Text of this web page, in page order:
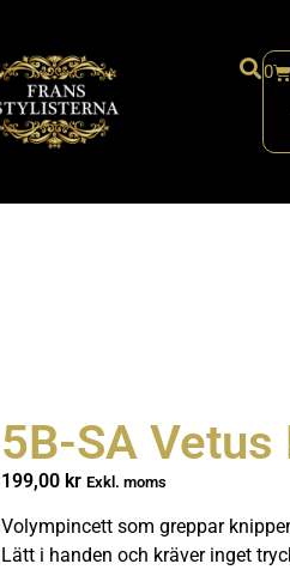
0
5B-SA
199,00 kr Exkl. moms
Volympincett som greppar
Lätt i handen och kräver inget